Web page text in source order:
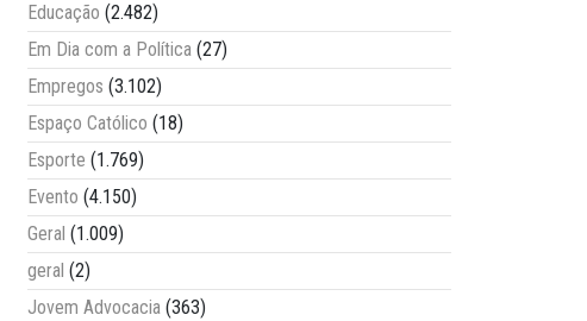
Educação (2.482)
Em Dia com a Política (27)
Empregos (3.102)
Espaço Católico (18)
Esporte (1.769)
Evento (4.150)
Geral (1.009)
geral (2)
Jovem Advocacia (363)